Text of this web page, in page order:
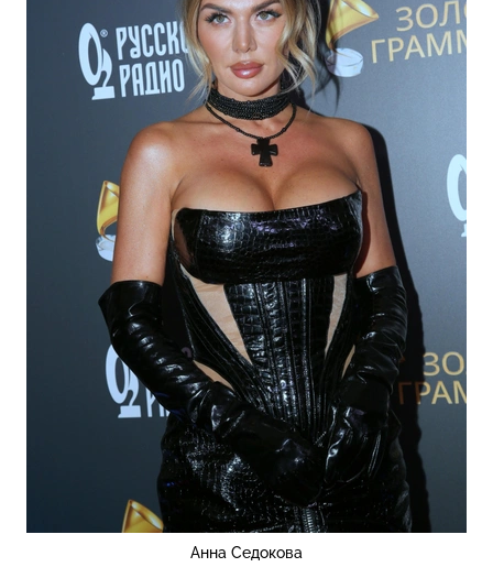
Анна Седокова